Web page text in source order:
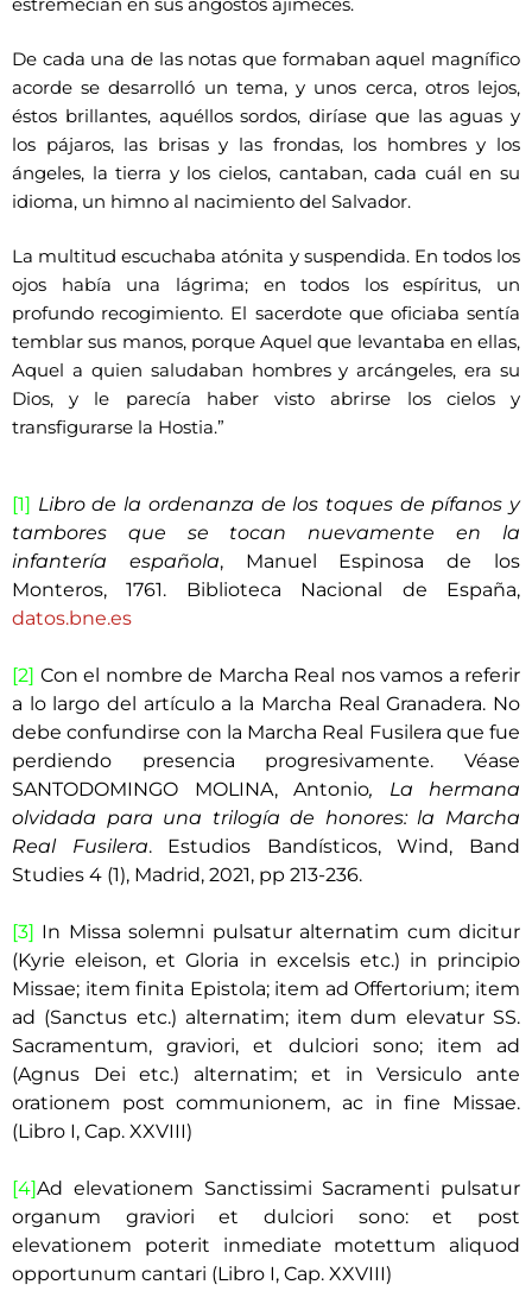
estremecían en sus angostos ajimeces.
De cada una de las notas que formaban aquel magnífico
acorde se desarrolló un tema, y unos cerca, otros lejos,
éstos brillantes, aquéllos sordos, diríase que las aguas y
los pájaros, las brisas y las frondas, los hombres y los
ángeles, la tierra y los cielos, cantaban, cada cuál en su
idioma, un himno al nacimiento del Salvador.
La multitud escuchaba atónita y suspendida. En todos los
ojos había una lágrima; en todos los espíritus, un
profundo recogimiento. El sacerdote que oficiaba sentía
temblar sus manos, porque Aquel que levantaba en ellas,
Aquel a quien saludaban hombres y arcángeles, era su
Dios, y le parecía haber visto abrirse los cielos y
transfigurarse la Hostia.”
[1] Libro de la ordenanza de los toques de pífanos y
tambores que se tocan nuevamente en la
infantería española, Manuel Espinosa de los
Monteros, 1761. Biblioteca Nacional de España,
datos.bne.es
[2] Con el nombre de Marcha Real nos vamos a referir
a lo largo del artículo a la Marcha Real Granadera. No
debe confundirse con la Marcha Real Fusilera que fue
perdiendo presencia progresivamente. Véase
SANTODOMINGO MOLINA, Antonio, La hermana
olvidada para una trilogía de honores: la Marcha
Real Fusilera. Estudios Bandísticos, Wind, Band
Studies 4 (1), Madrid, 2021, pp 213-236.
[3] In Missa solemni pulsatur alternatim cum dicitur
(Kyrie eleison, et Gloria in excelsis etc.) in principio
Missae; item finita Epistola; item ad Offertorium; item
ad (Sanctus etc.) alternatim; item dum elevatur SS.
Sacramentum, graviori, et dulciori sono; item ad
(Agnus Dei etc.) alternatim; et in Versiculo ante
orationem post communionem, ac in fine Missae.
(Libro I, Cap. XXVIII)
[4]Ad elevationem Sanctissimi Sacramenti pulsatur
organum graviori et dulciori sono: et post
elevationem poterit inmediate motettum aliquod
opportunum cantari (Libro I, Cap. XXVIII)